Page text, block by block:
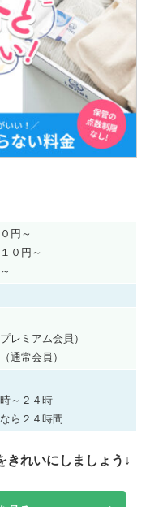
円～
０円～
レミアム会員）
通常会員）
～２４時
ら２４時間
きれいにしましょう↓